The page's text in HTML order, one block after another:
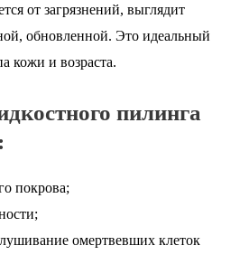
от загрязнений, выглядит
обновленной. Это идеальный
кожи и возраста.
пилинга
покрова;
омертвевших клеток